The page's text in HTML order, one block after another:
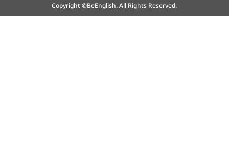
Copyright ©BeEnglish. All Rights Reserved.